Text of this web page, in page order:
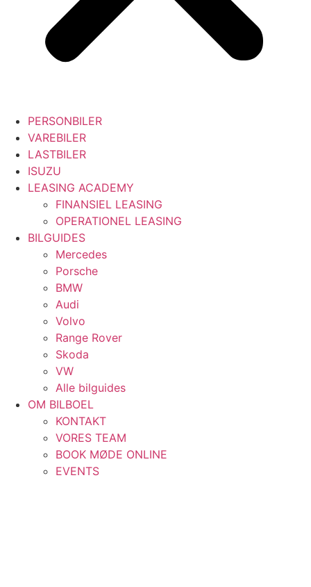
PERSONBILER
VAREBILER
LASTBILER
ISUZU
LEASING ACADEMY
FINANSIEL LEASING
OPERATIONEL LEASING
BILGUIDES
Mercedes
Porsche
BMW
Audi
Volvo
Range Rover
Skoda
VW
Alle bilguides
OM BILBOEL
KONTAKT
VORES TEAM
BOOK MØDE ONLINE
EVENTS